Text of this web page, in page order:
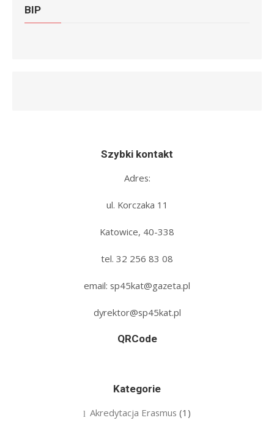
BIP
Szybki kontakt
Adres:
ul. Korczaka 11
Katowice, 40-338
tel. 32 256 83 08‬
email: sp45kat@gazeta.pl
dyrektor@sp45kat.pl
QRCode
Kategorie
Akredytacja Erasmus (1)